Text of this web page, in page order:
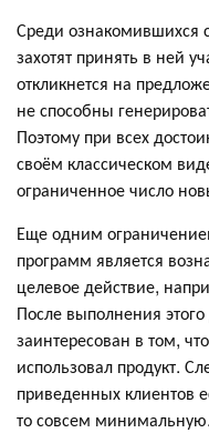
Среди ознакомившихся
захотят принять в ней
откликнется на
не способны
Поэтому при всех
своём классическом
ограниченное число
Еще одним
программ является
целевое действие,
После выполнения
заинтересован в том,
использовал продукт.
приведенных клиентов
то совсем минимальную.